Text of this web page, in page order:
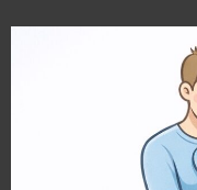
Seja o primeiro a
Removal